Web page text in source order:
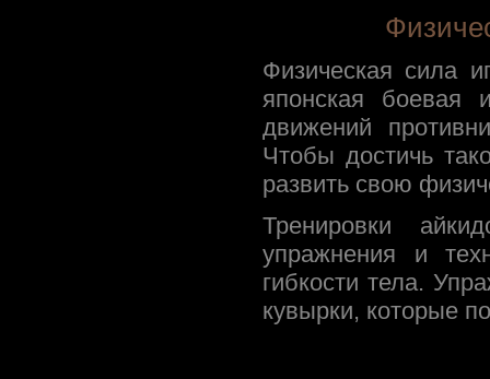
Физическая сила
японская боевая
движений
Чтобы достичь
развить свою
Тренировки
упражнения и
гибкости тела.
кувырки, которые